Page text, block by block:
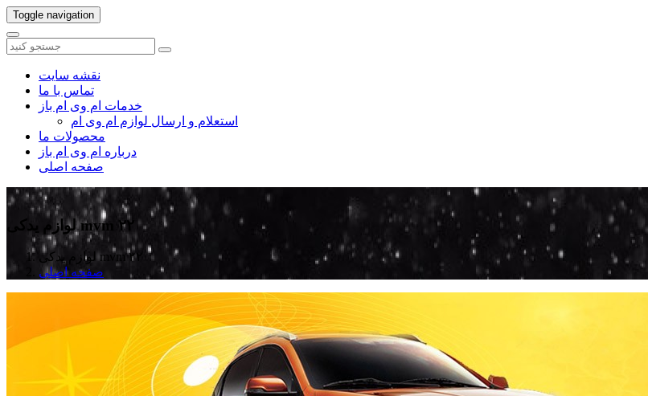
Toggle navigation
نقشه سایت
تماس با ما
خدمات ام وی ام باز
استعلام و ارسال لوازم ام وی ام
محصولات ما
درباره ام وی ام باز
صفحه اصلی
لوازم یدکی mvm ۲۲
لوازم یدکی mvm ۲۲
صفحه اصلی